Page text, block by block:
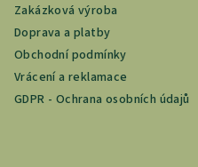
Zakázková výroba
Doprava a platby
Obchodní podmínky
Vrácení a reklamace
GDPR - Ochrana osobních údajů